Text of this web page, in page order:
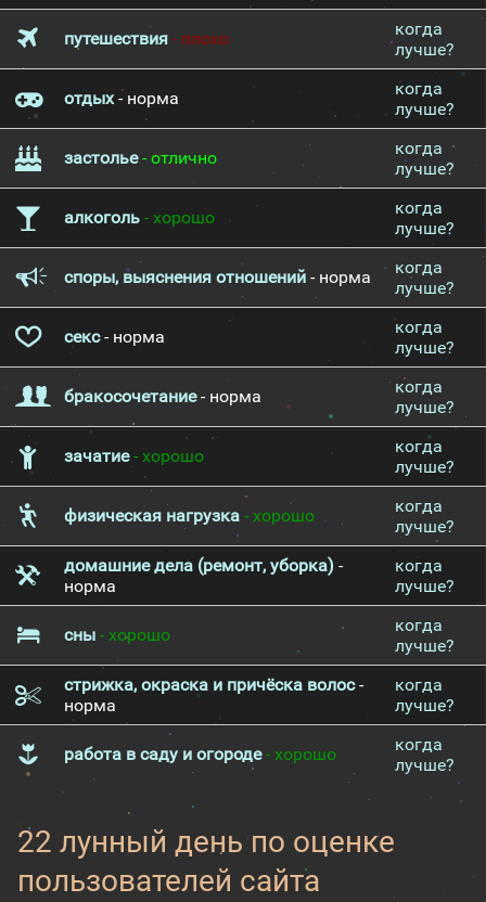
путешествия - плохо
когда
лучше?
отдых- норма
когда
лучше?
застолье- отлично
когда
лучше?
алкоголь - хорошо
когда
лучше?
споры, выяснения отношений - норма
когда
лучше?
секс- норма
когда
лучше?
бракосочетание- норма
когда
лучше?
зачатие- хорошо
когда
лучше?
физическая нагрузка - хорошо
когда
лучше?
домашние дела (ремонт, уборка) -
норма
когда
лучше?
сны - хорошо
когда
лучше?
стрижка, окраска и причёска волос-
норма
когда
лучше?
работа в саду и огороде- хорошо
когда
лучше?
22 лунный день по оценке
пользователей сайта